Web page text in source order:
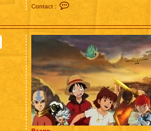
Contact :
t
c
t
r
Y
o
d
a
k
o
a
l
a